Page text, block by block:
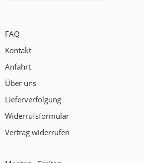
FAQ
Kontakt
Anfahrt
Über uns
Lieferverfolgung
Widerrufsformular
Vertrag widerrufen